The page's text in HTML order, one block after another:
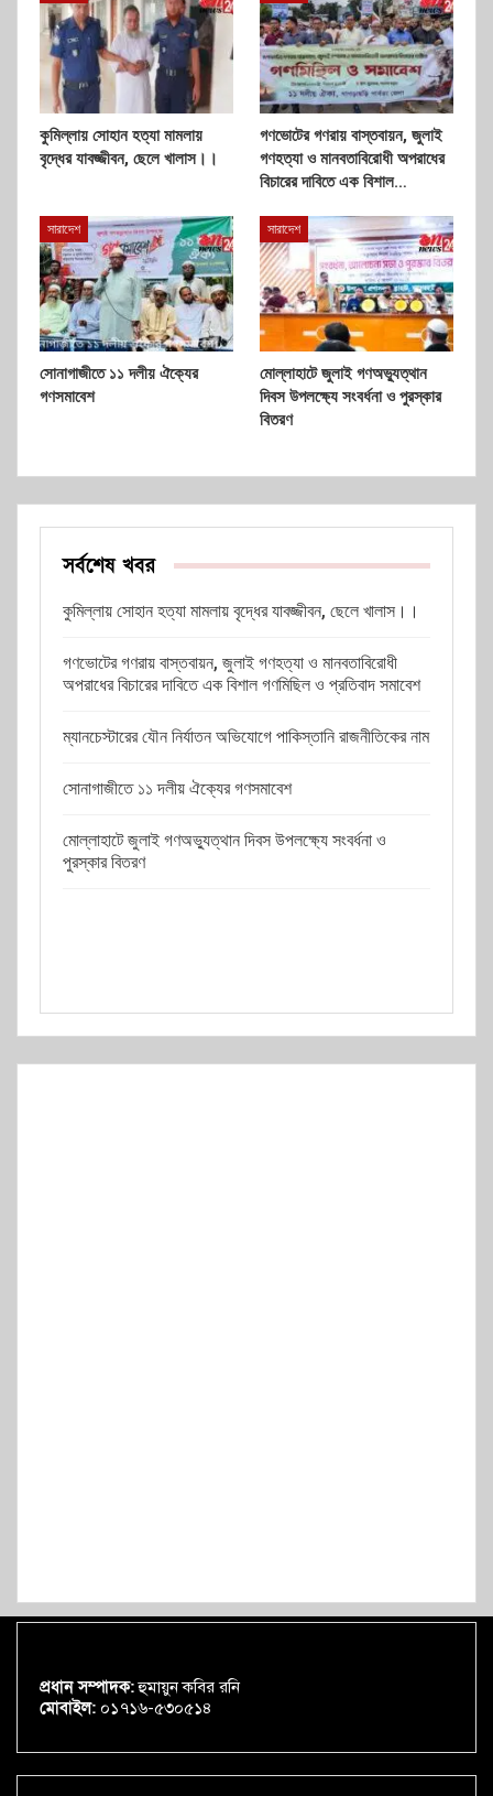
কুমিল্লায় সোহান হত্যা মামলায়
বৃদ্ধের যাবজ্জীবন, ছেলে খালাস।।
গণভোটের গণরায় বাস্তবায়ন, জুলাই
গণহত্যা ও মানবতাবিরোধী অপরাধের
বিচারের দাবিতে এক বিশাল…
সারাদেশ
সোনাগাজীতে ১১ দলীয় ঐক্যের
গণসমাবেশ
সারাদেশ
মোল্লাহাটে জুলাই গণঅভ্যুত্থান
দিবস উপলক্ষ্যে সংবর্ধনা ও পুরস্কার
বিতরণ
সর্বশেষ খবর
কুমিল্লায় সোহান হত্যা মামলায় বৃদ্ধের যাবজ্জীবন, ছেলে খালাস।।
গণভোটের গণরায় বাস্তবায়ন, জুলাই গণহত্যা ও মানবতাবিরোধী
অপরাধের বিচারের দাবিতে এক বিশাল গণমিছিল ও প্রতিবাদ সমাবেশ
ম্যানচেস্টারের যৌন নির্যাতন অভিযোগে পাকিস্তানি রাজনীতিকের নাম
সোনাগাজীতে ১১ দলীয় ঐক্যের গণসমাবেশ
মোল্লাহাটে জুলাই গণঅভ্যুত্থান দিবস উপলক্ষ্যে সংবর্ধনা ও
পুরস্কার বিতরণ
প্রধান সম্পাদক:হুমায়ুন কবির রনি
মোবাইল: ০১৭১৬-৫৩০৫১৪